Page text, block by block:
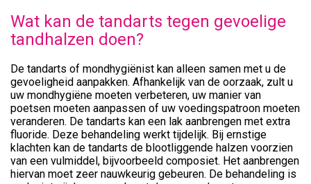
Wat kan de tandarts tegen gevoelige
tandhalzen doen?
De tandarts of mondhygiënist kan alleen samen met u de
gevoeligheid aanpakken. Afhankelijk van de oorzaak, zult u
uw mondhygiëne moeten verbeteren, uw manier van
poetsen moeten aanpassen of uw voedingspatroon moeten
veranderen. De tandarts kan een lak aanbrengen met extra
fluoride. Deze behandeling werkt tijdelijk. Bij ernstige
klachten kan de tandarts de blootliggende halzen voorzien
van een vulmiddel, bijvoorbeeld composiet. Het aanbrengen
hiervan moet zeer nauwkeurig gebeuren. De behandeling is